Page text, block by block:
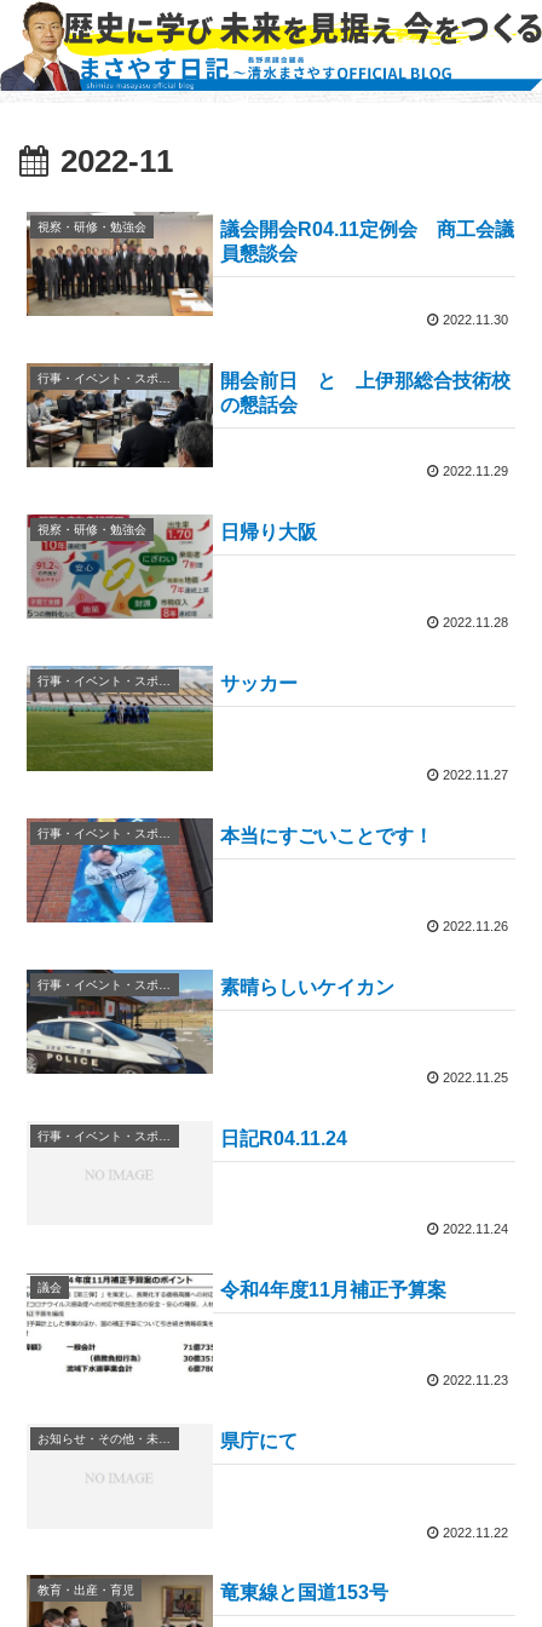
2022-11
視察・研修・勉強会
議会開会R04.11定例会 商工会議
員懇談会
2022.11.30
開会前日 と 上伊那総合技術校
の懇話会
2022.11.29
視察・研修・勉強会 日帰り大阪
2022.11.28
行事・イベント・スポーツ等 サッカー
2022.11.27
本当にすごいことです！
2022.11.26
素晴らしいケイカン
2022.11.25
日記R04.11.24
2022.11.24
議会 令和4年度11月補正予算案
2022.11.23
お知らせ・その他・未分類 県庁にて
2022.11.22
教育・出産・育児 竜東線と国道153号